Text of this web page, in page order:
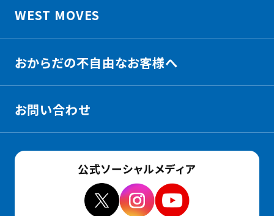
WEST MOVES
おからだの不自由なお客様へ
お問い合わせ
公式ソーシャルメディア